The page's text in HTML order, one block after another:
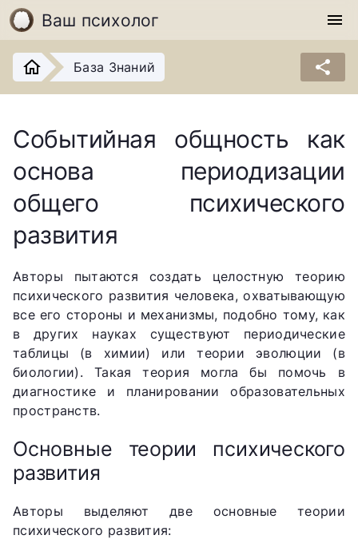
Ваш психолог menu
База Знаний share
Событийная общность как
основа периодизации
общего психического
развития
Авторы пытаются создать целостную теорию
психического развития человека, охватывающую
все его стороны и механизмы, подобно тому, как
в других науках существуют периодические
таблицы (в химии) или теории эволюции (в
биологии). Такая теория могла бы помочь в
диагностике и планировании образовательных
пространств.
Основные теории психического
развития
Авторы выделяют две основные теории
психического развития: